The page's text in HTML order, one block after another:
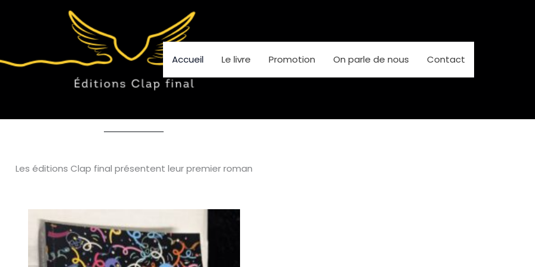
Accueil
Le livre Promotion On parle de nous Contact
Les éditions Clap final présentent leur premier roman